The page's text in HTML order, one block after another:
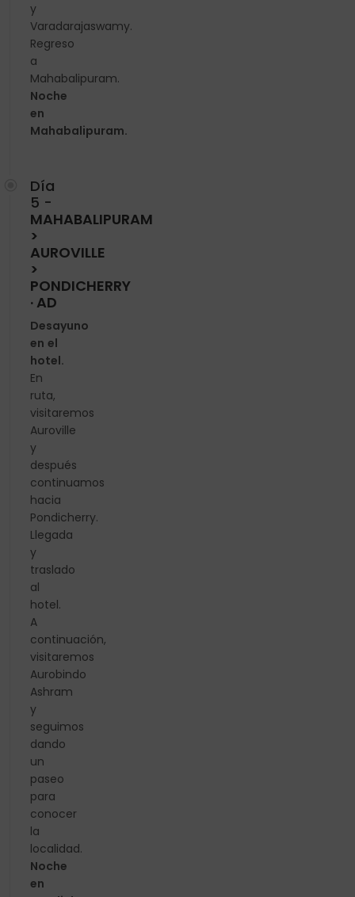
y
Varadarajaswamy.
Regreso
a
Mahabalipuram.
Noche
en
Mahabalipuram.
Día
5 -
MAHABALIPURAM
>
AUROVILLE
>
PONDICHERRY
· AD
Desayuno
en el
hotel.
En
ruta,
visitaremos
Auroville
y
después
continuamos
hacia
Pondicherry.
Llegada
y
traslado
al
hotel.
A
continuación,
visitaremos
Aurobindo
Ashram
y
seguimos
dando
un
paseo
para
conocer
la
localidad.
Noche
en